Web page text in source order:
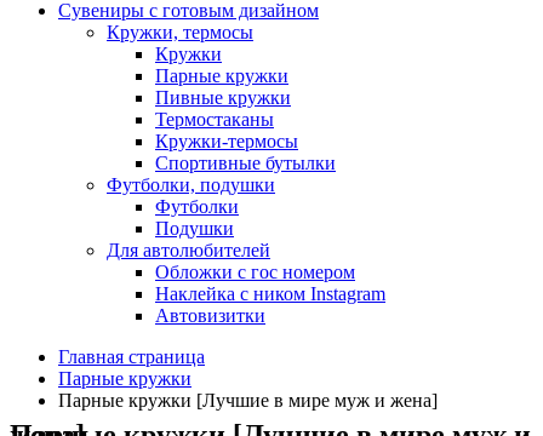
Сувениры с готовым дизайном
Кружки, термосы
Кружки
Парные кружки
Пивные кружки
Термостаканы
Кружки-термосы
Спортивные бутылки
Футболки, подушки
Футболки
Подушки
Для автолюбителей
Обложки с гос номером
Наклейка с ником Instagram
Автовизитки
Главная страница
Парные кружки
Парные кружки [Лучшие в мире муж и жена]